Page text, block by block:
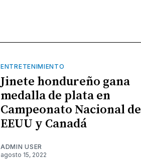
ENTRETENIMIENTO
Jinete hondureño gana
medalla de plata en
Campeonato Nacional de
EEUU y Canadá
ADMIN USER
agosto 15, 2022